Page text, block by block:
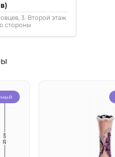
3. Второй этаж
стороны